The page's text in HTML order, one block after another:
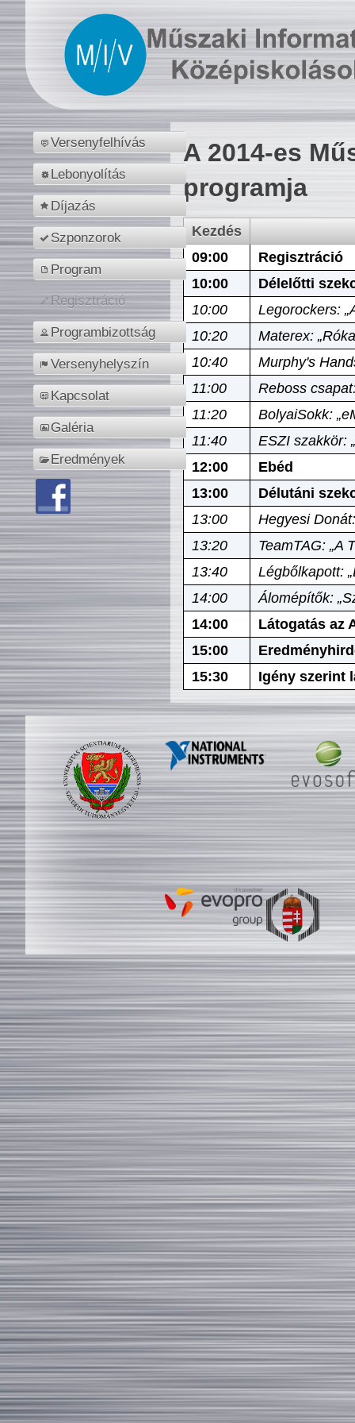
Versenyfelhívás
Lebonyolítás
Díjazás
Szponzorok
Program
Regisztráció
Programbizottság
Versenyhelyszín
Kapcsolat
Galéria
Eredmények
A 2014-es
programja
Kezdés
09:00
Regisztráció
10:00
Délelőtti
10:00
Legorockers:
10:20
Materex:
10:40
Murphy's
11:00
Reboss
11:20
BolyaiSokk:
11:40
ESZI szakkör:
12:00
Ebéd
13:00
Délutáni
13:00
Hegyesi
13:20
TeamTAG: „A
13:40
Légbőlkapott:
14:00
Álomépítők:
14:00
Látogatás az
15:00
15:30
Igény szerint